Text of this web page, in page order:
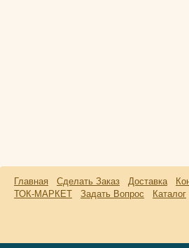
Главная Сделать Заказ Доставка
ТОК-МАРКЕТ
Задать Вопрос Каталог